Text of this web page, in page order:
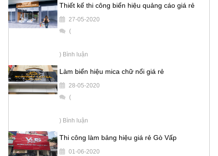
Thiết kế thi công biển hiệu quảng cáo giá rẻ
27-05-2020
(
) Bình luận
Làm biển hiệu mica chữ nổi giá rẻ
28-05-2020
(
) Bình luận
Thi công làm bảng hiệu giá rẻ Gò Vấp
01-06-2020